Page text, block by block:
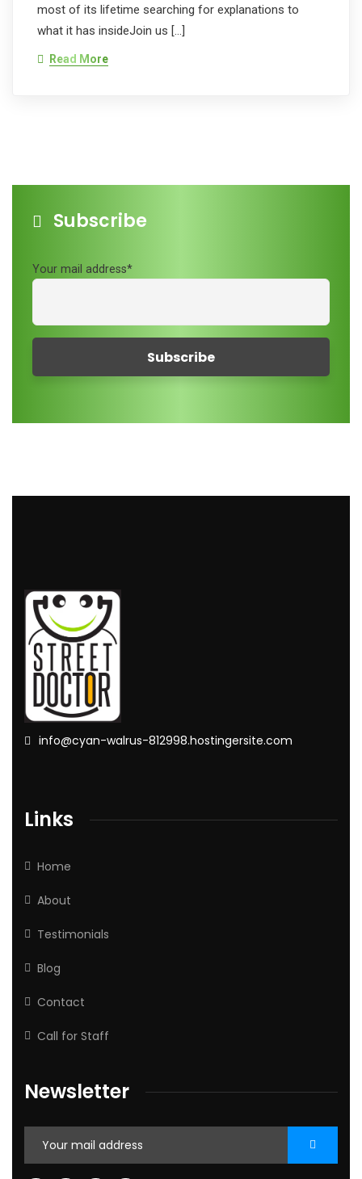
most of its lifetime searching for explanations to
what it has insideJoin us […]
Read More
Subscribe
Your mail address*
info@cyan-walrus-812998.hostingersite.com
Links
Home
About
Testimonials
Blog
Contact
Call for Staff
Newsletter